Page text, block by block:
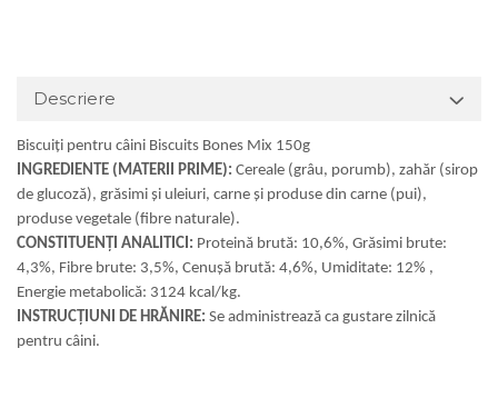
Descriere
Biscuiți pentru câini Biscuits Bones Mix 150g
INGREDIENTE (MATERII PRIME): Cereale (grâu, porumb), zahăr (sirop
de glucoză), grăsimi și uleiuri, carne și produse din carne (pui),
produse vegetale (fibre naturale).
CONSTITUENȚI ANALITICI: Proteină brută: 10,6%, Grăsimi brute:
4,3%, Fibre brute: 3,5%, Cenușă brută: 4,6%, Umiditate: 12% ,
Energie metabolică: 3124 kcal/kg.
INSTRUCȚIUNI DE HRĂNIRE: Se administrează ca gustare zilnică
pentru câini.